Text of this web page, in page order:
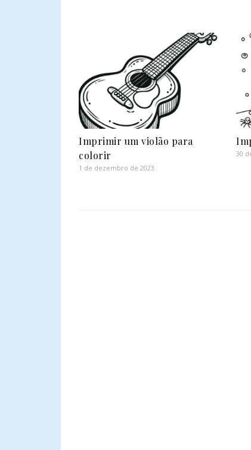
Imprimir um violão para
colorir
1 de dezembro de 2023
30